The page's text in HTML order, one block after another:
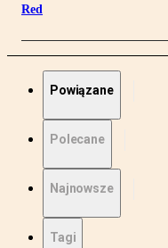
Red
Powiązane
Polecane
Najnowsze
Tagi